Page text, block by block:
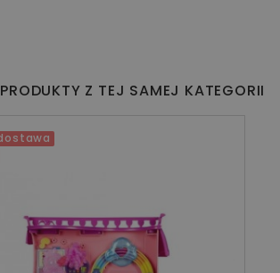
Z TEJ SAMEJ KATEGORII